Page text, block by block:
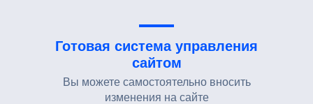
Вы можете самостоятельно вносить
изменения на сайте
Готовая система управления
сайтом